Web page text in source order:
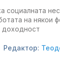
социалната
на някои
доходност
Редактор: